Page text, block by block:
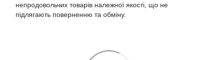
непродовольчих товарів належної якості, що не
підлягають поверненню та обміну.